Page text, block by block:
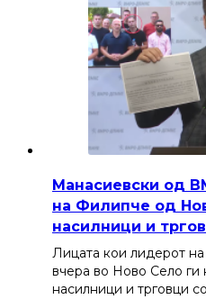
Манасиевски од
на Филипче од
насилници и
Лицата кои лидерот
вчера во Ново Село ги
насилници и трговци